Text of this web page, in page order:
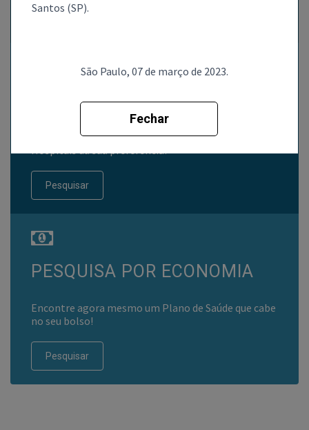
Pesquisar
PESQUISA POR HOSPITAIS
Encontre o Plano de Saúde que você precisa nos
Hospitais da sua preferência!
Pesquisar
PESQUISA POR ECONOMIA
Encontre agora mesmo um Plano de Saúde que cabe
no seu bolso!
Pesquisar
Santos (SP).
São Paulo, 07 de março de 2023.
Fechar